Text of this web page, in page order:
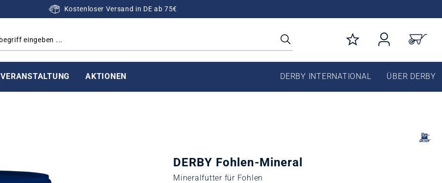
Kostenloser Versand in DE ab 75€
VERANSTALTUNG AKTIONEN DERBY INTERNATIONAL ÜBER DERBY
DERBY Fohlen-Mineral
Mineralfutter für Fohlen